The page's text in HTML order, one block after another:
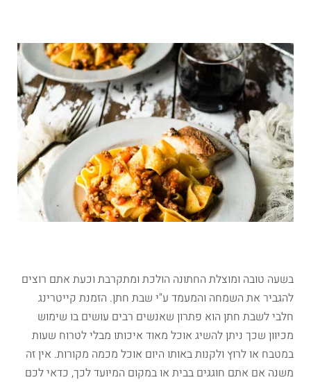
בשעה טובה ומוצלת החתונה הולכת ומתקרבת וכעת אתם רוצים
להגביר את השמחה והמעמד ע"י שבת חתן. הזמנת קייטרינג
חלבי לשבת חתן הוא פתרון שאנשים רבים עושים בו שימוש
מכיוון שכך ניתן להשיג אוכל מאוד איכותו מבלי לטרוח שעות
במטבח או לרוץ ולקנות באותו היום אוכל מכמה מקורות. אין זה
משנה אם אתם חוגגים בבית או במקום המיועד לכך, כדאי לכם